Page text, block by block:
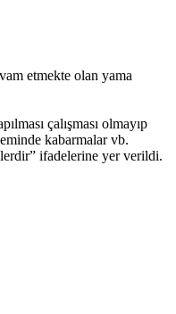
etmekte olan yama
çalışması olmayıp
kabarmalar vb.
ifadelerine yer verildi.